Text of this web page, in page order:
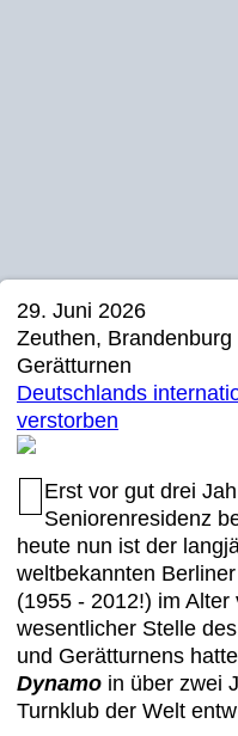
29. Juni 2026
Zeuthen, Brandenburg
Gerätturnen
Deutschlands
verstorben
Erst vor gut drei
Seniorenresidenz
heute nun ist der
weltbekannten
(1955 - 2012!) im
wesentlicher Stelle
und Gerätturnens
Dynamo in über zwei
Turnklub der Welt